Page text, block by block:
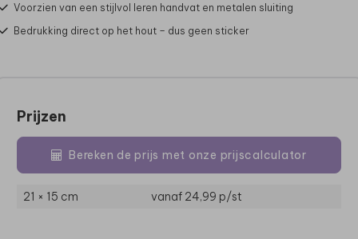
Voorzien van een stijlvol leren handvat en metalen sluiting
Bedrukking direct op het hout – dus geen sticker
Prijzen
Bereken de prijs met onze prijscalculator
21 × 15 cm vanaf 24,99 p/st